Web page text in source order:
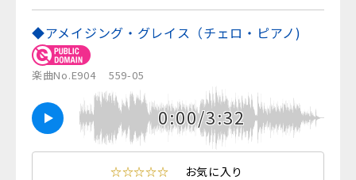
◆アメイジング・グレイス（チェロ・ピアノ)
楽曲No.E904 559-05
0:00/3:32
☆☆☆☆☆ お気に入り